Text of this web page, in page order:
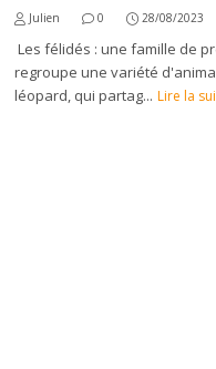
Julien 0 28/08/2023
Les félidés : une famille de
regroupe une variété
léopard, qui partag... Lire la